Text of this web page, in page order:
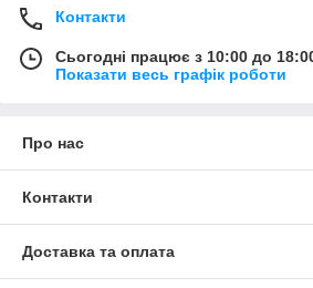
Контакти
Сьогодні працює з 10:00 до
Показати весь графік роботи
Про нас
Контакти
Доставка та оплата